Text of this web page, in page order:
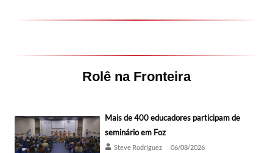
Rolê na Fronteira
Mais de 400 educadores participam de
seminário em Foz
Steve Rodríguez 06/08/2026